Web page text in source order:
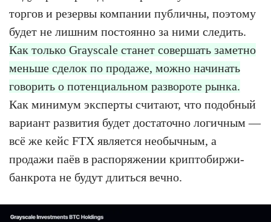
торгов и резервы компании публичны, поэтому
будет не лишним постоянно за ними следить.
Как только Grayscale станет совершать заметно
меньше сделок по продаже, можно начинать
говорить о потенциальном развороте рынка.
Как минимум эксперты считают, что подобный
вариант развития будет достаточно логичным —
всё же кейс FTX является необычным, а
продажи паёв в распоряжении криптобиржи-
банкрота не будут длиться вечно.